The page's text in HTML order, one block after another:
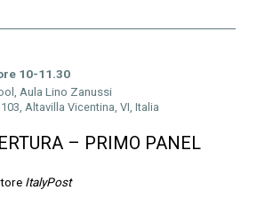
10-11.30
Aula Lino Zanussi
Altavilla Vicentina, VI, Italia
– PRIMO PANEL
ItalyPost